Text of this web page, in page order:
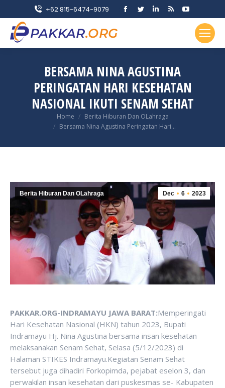
+62 815-6474-9079
Facebook
in
window
Twitter
in
window
Linkedin
in
window
Rss
opens
in
window
YouTube
page
opens
in
BERSAMA NINA AGUSTINA
PERINGATAN HARI KESEHATAN
NASIONAL IKUTI SENAM SEHAT
Home
Berita Hiburan Dan OLahraga
Bersama Nina Agustina Peringatan Hari…
Dec 6 2023
Berita Hiburan Dan OLahraga
PAKKAR.ORG-INDRAMAYU JAWA BARAT:Memperingati
Hari Kesehatan Nasional (HKN) tahun 2023, Bupati
Indramayu Hj. Nina Agustina bersama insan kesehatan
melaksanakan Senam Sehat, Selasa (5/12/2023) di
Halaman STIKES Indramayu.Kegiatan Senam Sehat
tersebut juga dihadiri Forkopimda, pejabat eselon 3, dan
perwakilan insan kesehatan dari puskesmas se- Kabupaten